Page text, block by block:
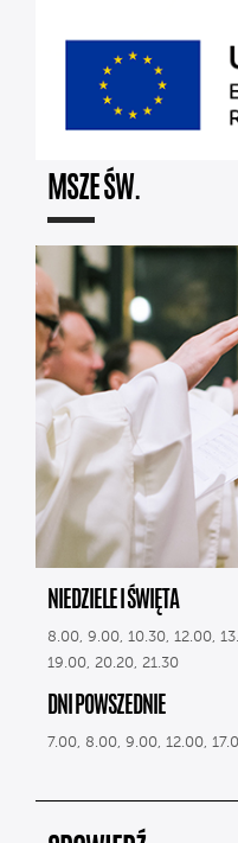
MSZE ŚW.
NIEDZIELE I ŚWIĘTA
8.00, 9.00, 10.30, 12.00,
19.00, 20.20, 21.30
DNI POWSZEDNIE
7.00, 8.00, 9.00, 12.00,